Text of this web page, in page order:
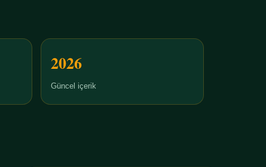
2026
Güncel içerik